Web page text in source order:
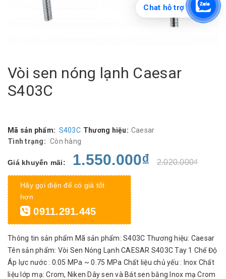
Vòi sen nóng lạnh Caesar
S403C
Mã sản phẩm: S403C Thương hiệu: Caesar
Tình trạng: Còn hàng
Giá khuyến mãi: 1.550.000₫ 2.020.000₫
Hãy gọi điện để có giá tốt
hơn
0911.291.445
Thông tin sản phẩm Mã sản phẩm: S403C Thương hiệu: Caesar
Tên sản phẩm: Vòi Sen Nóng Lạnh CAESAR S403C Tay 1 Chế Độ
Áp lực nước : 0.05 MPa ~ 0.75 MPa Chất liệu chủ yếu : Inox Chất
liệu lớp mạ: Crom, Niken Dây sen và Bát sen bằng Inox mạ Crom
Chat hỗ trợ